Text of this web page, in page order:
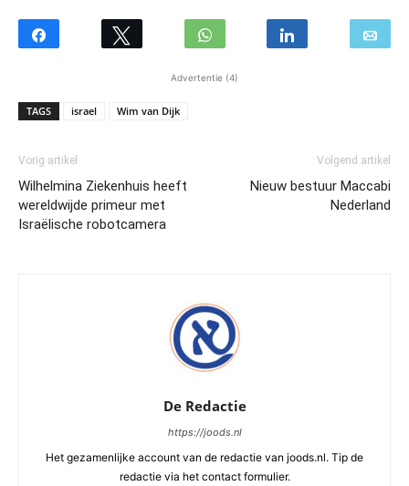
Advertentie (4)
TAGS israel Wim van Dijk
Vorig artikel
Wilhelmina Ziekenhuis heeft
wereldwijde primeur met
Israëlische robotcamera
Volgend artikel
Nieuw bestuur Maccabi
Nederland
De Redactie
https://joods.nl
Het gezamenlijke account van de redactie van joods.nl. Tip de
redactie via het contact formulier.